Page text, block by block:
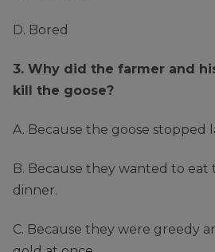
D. Bored
3. Why did the farmer and
kill the goose?
A. Because the goose stopped
B. Because they wanted to eat
dinner.
C. Because they were greedy